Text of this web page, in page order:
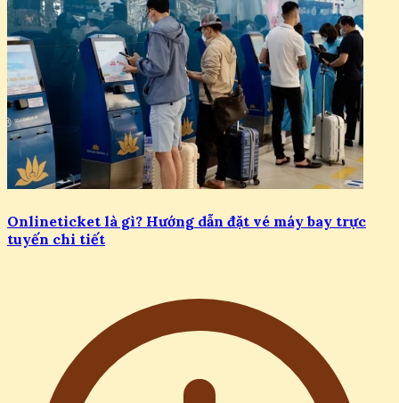
Onlineticket là gì? Hướng dẫn đặt vé máy bay trực
tuyến chi tiết